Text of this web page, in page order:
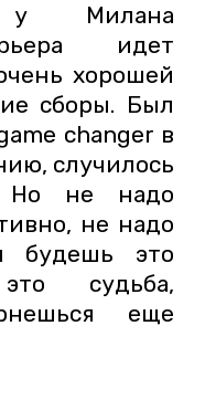
Милана
идет
хорошей
сборы. Был
changer в
случилось
Но не надо
не надо
будешь это
судьба,
еще